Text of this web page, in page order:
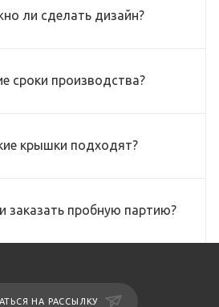
ли сделать дизайн?
сроки производства?
крышки подходят?
заказать пробную партию?
НА РАССЫЛКУ